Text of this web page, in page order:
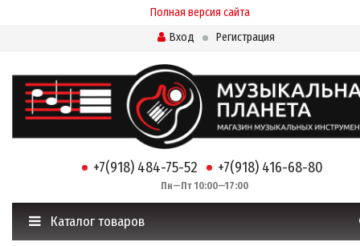
Полная версия сайта
Вход
Регистрация
+7(918) 484-75-52 +7(918) 416-68-80
Пн—Пт 10:00—17:00
Каталог товаров